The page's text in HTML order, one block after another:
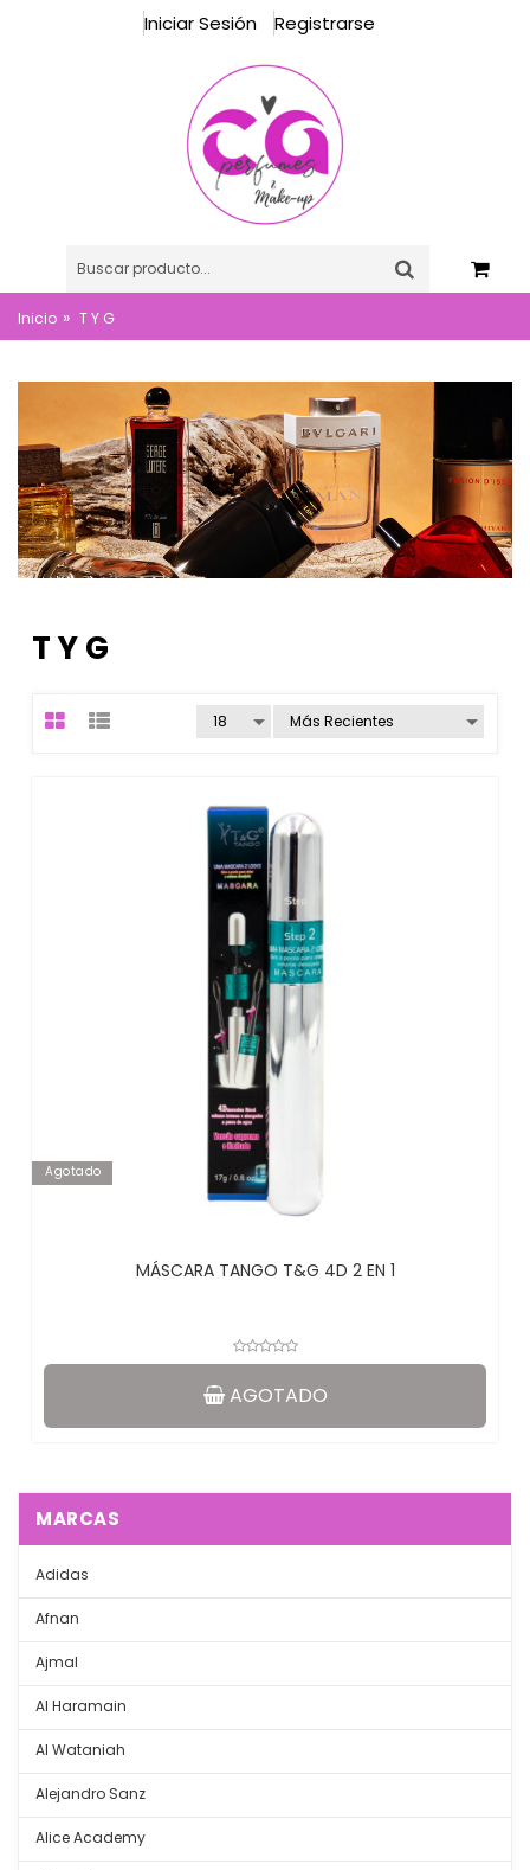
Iniciar Sesión Registrarse
Inicio » T Y G
T Y G
Agotado
MÁSCARA TANGO T&G 4D 2 EN 1
AGOTADO
MARCAS
Adidas
Afnan
Ajmal
Al Haramain
Al Wataniah
Alejandro Sanz
Alice Academy